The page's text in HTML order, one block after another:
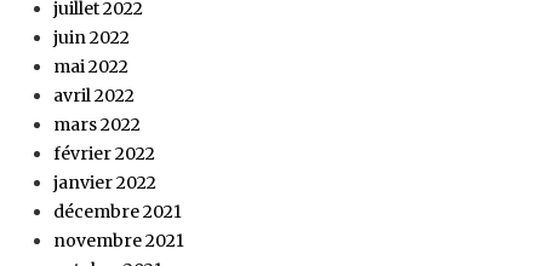
juillet 2022
juin 2022
mai 2022
avril 2022
mars 2022
février 2022
janvier 2022
décembre 2021
novembre 2021